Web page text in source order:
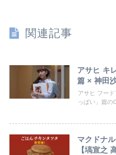
関連記事
アサヒ キ
篇 × 神田
アサヒ フー
っぱい」篇の
マクドナ
【塙宣之